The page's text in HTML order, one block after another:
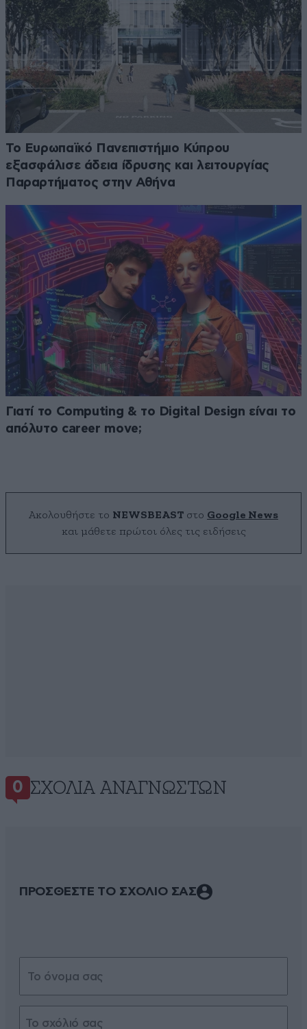
Το Ευρωπαϊκό Πανεπιστήμιο Κύπρου
εξασφάλισε άδεια ίδρυσης και λειτουργίας
Παραρτήματος στην Αθήνα
Γιατί το Computing & το Digital Design είναι το
απόλυτο career move;
Ακολουθήστε το NEWSBEAST στο Google News
και μάθετε πρώτοι όλες τις ειδήσεις
0 ΣΧΌΛΙΑ ΑΝΑΓΝΩΣΤΏΝ
ΠΡΟΣΘΕΣΤΕ ΤΟ ΣΧΟΛΙΟ ΣΑΣ